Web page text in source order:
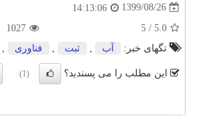
1399/08/26
14:13:06
5.0
/
5
1027
تگهای خبر:
آب ثبت فناوری
این مطلب را می پسندید؟ (1)